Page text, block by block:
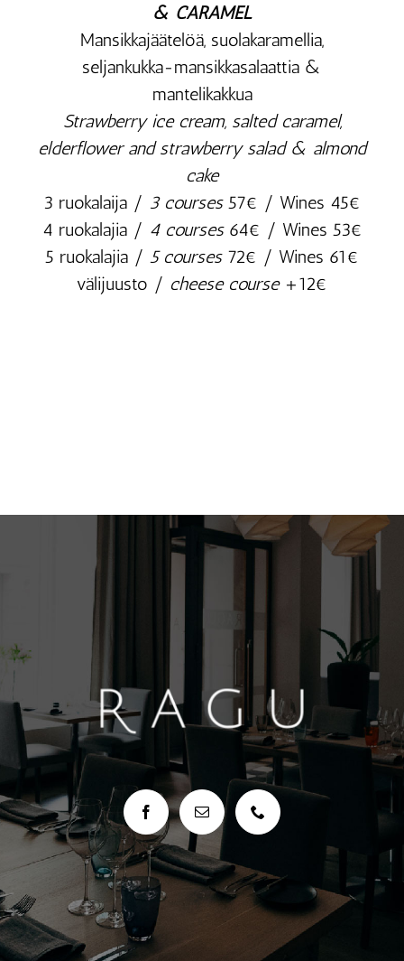
& CARAMEL
Mansikkajäätelöä, suolakaramellia,
seljankukka-mansikkasalaattia &
mantelikakkua
Strawberry ice cream, salted caramel,
elderflower and strawberry salad & almond
cake
3 ruokalaija / 3 courses57€ / Wines 45€
4 ruokalajia / 4 courses64€ / Wines 53€
5 ruokalajia / 5 courses72€ / Wines 61€
välijuusto / cheese course+12€